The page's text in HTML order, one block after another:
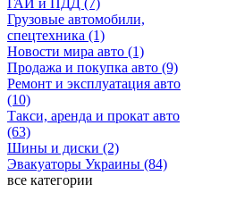
Грузовые автомобили,
спецтехника (1)
Новости мира авто (1)
Продажа и покупка авто (9)
Ремонт и эксплуатация авто
(10)
Такси, аренда и прокат авто
(63)
Шины и диски (2)
Эвакуаторы Украины (84)
все категории